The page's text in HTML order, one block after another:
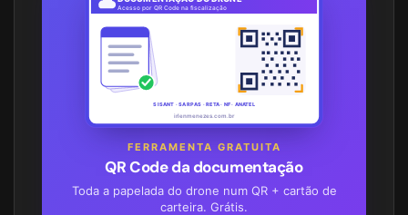
Acesso por QR Code na fiscalização
SISANT · SARPAS · RETA · NF · ANATEL
irlenmenezes.com.br
FERRAMENTA GRATUITA
QR Code da documentação
Toda a papelada do drone num QR + cartão de
carteira. Grátis.